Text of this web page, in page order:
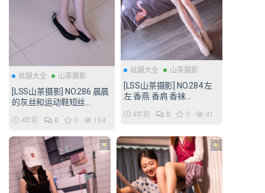
丝腿大全 山茶摄影
[LSS山茶摄影] NO.286 晨晨
的灰丝和运动鞋短丝
4年前 0 0 184
丝腿大全 山茶摄影
[LSS山茶摄影] NO.284 左
左 香燕 香肩 香袜
4年前 0 0 41